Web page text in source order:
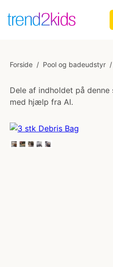
Forside / Pool og badeudstyr /
Dele af indholdet på
med hjælp fra AI.